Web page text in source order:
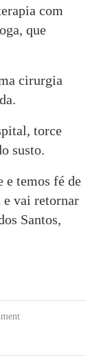
com
que
cirurgia
torce
susto.
e temos fé de
e vai retornar
Santos,